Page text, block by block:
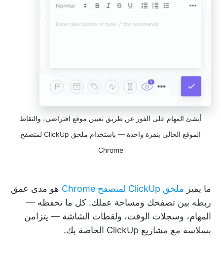
أنشئ المهام على الفور عن طريق تعيين موقع افتراضي، والتقاط
الموقع الحالي بنقرة واحدة — باستخدام ملحق ClickUp لمتصفح
Chrome
ما يميز ملحق ClickUp لمتصفح Chrome
هو مدى عمق
ربطه بين تصفحك ومساحة عملك. كل ما تحفظه —
المهام، وسجلات الوقت، ولقطات الشاشة — يتزامن
بسلاسة مع مشاريع ClickUp الخاصة بك.